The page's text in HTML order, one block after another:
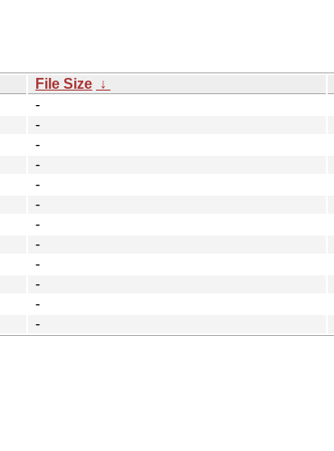
File Size ↓
-
-
-
-
-
-
-
-
-
-
-
-